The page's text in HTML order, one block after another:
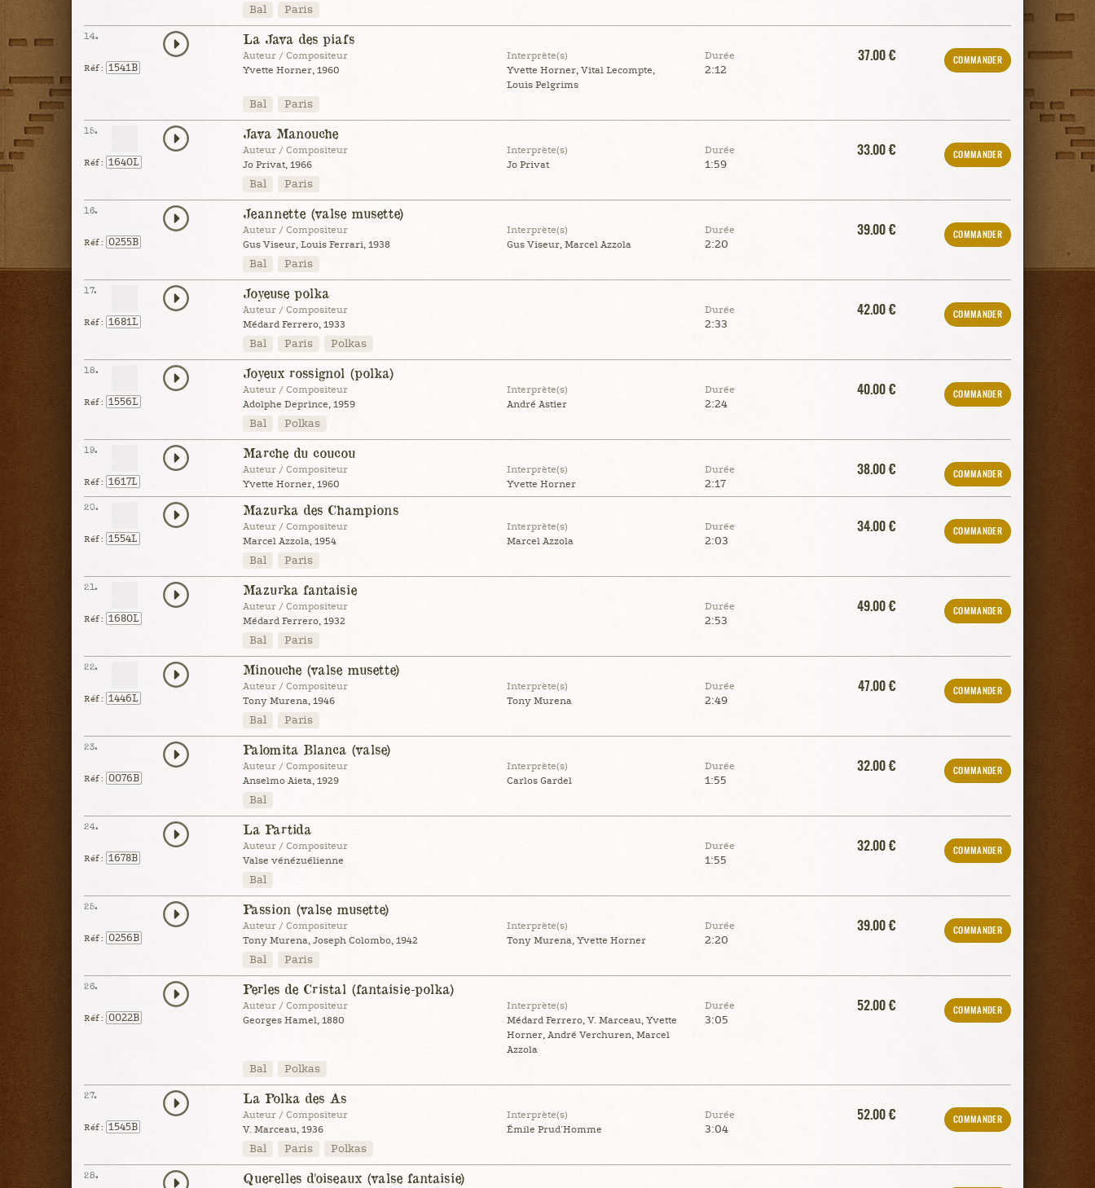
Bal Paris
14.
Réf : 1541B
La Java des piafs
Auteur / Compositeur
Yvette Horner, 1960
Interprète(s)
Yvette Horner, Vital Lecompte,
Louis Pelgrims
Durée
2:12
37.00 € COMMANDER
Bal Paris
15.
Réf : 1640L
Java Manouche
Auteur / Compositeur
Jo Privat, 1966
Interprète(s)
Jo Privat
Durée
1:59
33.00 € COMMANDER
Bal Paris
16.
Réf : 0255B
Jeannette (valse musette)
Auteur / Compositeur
Gus Viseur, Louis Ferrari, 1938
Interprète(s)
Gus Viseur, Marcel Azzola
Durée
2:20
39.00 € COMMANDER
Bal Paris
17.
Réf : 1681L
Joyeuse polka
Auteur / Compositeur
Médard Ferrero, 1933
Durée
2:33
42.00 € COMMANDER
Bal Paris Polkas
18.
Réf : 1556L
Joyeux rossignol (polka)
Auteur / Compositeur
Adolphe Deprince, 1959
Interprète(s)
André Astier
Durée
2:24
40.00 € COMMANDER
Bal Polkas
19.
Réf : 1617L
Marche du coucou
Auteur / Compositeur
Yvette Horner, 1960
Interprète(s)
Yvette Horner
Durée
2:17
38.00 € COMMANDER
20.
Réf : 1554L
Mazurka des Champions
Auteur / Compositeur
Marcel Azzola, 1954
Interprète(s)
Marcel Azzola
Durée
2:03
34.00 € COMMANDER
Bal Paris
21.
Réf : 1680L
Mazurka fantaisie
Auteur / Compositeur
Médard Ferrero, 1932
Durée
2:53
49.00 € COMMANDER
Bal Paris
22.
Réf : 1446L
Minouche (valse musette)
Auteur / Compositeur
Tony Murena, 1946
Interprète(s)
Tony Murena
Durée
2:49
47.00 € COMMANDER
Bal Paris
23.
Réf : 0076B
Palomita Blanca (valse)
Auteur / Compositeur
Anselmo Aieta, 1929
Interprète(s)
Carlos Gardel
Durée
1:55
32.00 € COMMANDER
Bal
24.
Réf : 1678B
La Partida
Auteur / Compositeur
Valse vénézuélienne
Durée
1:55
32.00 € COMMANDER
Bal
25.
Réf : 0256B
Passion (valse musette)
Auteur / Compositeur
Tony Murena, Joseph Colombo, 1942
Interprète(s)
Tony Murena, Yvette Horner
Durée
2:20
39.00 € COMMANDER
Bal Paris
26.
Réf : 0022B
Perles de Cristal (fantaisie-polka)
Auteur / Compositeur
Georges Hamel, 1880
Interprète(s)
Médard Ferrero, V. Marceau, Yvette
Horner, André Verchuren, Marcel
Azzola
Durée
3:05
52.00 € COMMANDER
Bal Polkas
27.
Réf : 1545B
La Polka des As
Auteur / Compositeur
V. Marceau, 1936
Interprète(s)
Émile Prud'Homme
Durée
3:04
52.00 € COMMANDER
Bal Paris Polkas
28. Querelles d'oiseaux (valse fantaisie)